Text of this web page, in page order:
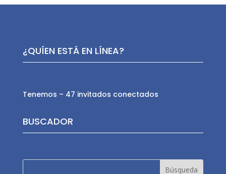
¿QUÍEN ESTÁ EN LÍNEA?
Tenemos – 47 invitados conectados
BUSCADOR